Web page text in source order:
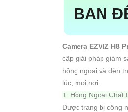
BAN
Camera EZVIZ H8
cấp giải pháp giám
hồng ngoại và đèn
lúc, mọi nơi.
1. Hồng Ngoại Chất
Được trang bị công